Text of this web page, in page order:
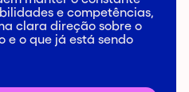
e competências,
clara direção sobre o
e o que já está sendo